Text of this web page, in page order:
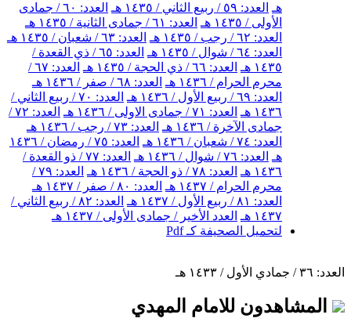
هـ العدد: ٥٩ / ربيع الثاني / ١٤٣٥ هـ
العدد: ٦٠ / جمادى
الأولى / ١٤٣٥ هـ
العدد: ٦١ / جمادى الثانية / ١٤٣٥ هـ
العدد: ٦٢ / رجب / ١٤٣٥ هـ
العدد: ٦٣ / شعبان / ١٤٣٥ هـ
العدد: ٦٤ / شوال / ١٤٣٥ هـ
العدد: ٦٥ / ذي القعدة /
١٤٣٥ هـ
العدد: ٦٦ / ذي الحجة / ١٤٣٥ هـ
العدد: ٦٧ /
محرم الحرام / ١٤٣٦ هـ
العدد: ٦٨ / صفر / ١٤٣٦ هـ
العدد: ٦٩ / ربيع الأول / ١٤٣٦ هـ
العدد: ٧٠ / ربيع الثاني /
١٤٣٦ هـ
العدد: ٧١ / جمادى الاولى / ١٤٣٦ هـ
العدد: ٧٢ /
جمادى الآخرة / ١٤٣٦ هـ
العدد: ٧٣ / رجب / ١٤٣٦ هـ
العدد: ٧٤ / شعبان / ١٤٣٦ هـ
العدد: ٧٥ / رمضان / ١٤٣٦
هـ العدد: ٧٦ / شوال / ١٤٣٦ هـ
العدد: ٧٧ / ذو القعدة /
١٤٣٦ هـ
العدد: ٧٨ / ذو الحجة / ١٤٣٦ هـ
العدد: ٧٩ /
محرم الحرام / ١٤٣٧ هـ
العدد: ٨٠ / صفر / ١٤٣٧ هـ
العدد: ٨١ / ربيع الأول / ١٤٣٧ هـ
العدد: ٨٢ / ربيع الثاني /
١٤٣٧ هـ
العدد الأخير / جمادى الأولى / ١٤٣٧ هـ
لتحميل الصحيفة كـ Pdf
العدد: ٣٦ / جمادي الأول / ١٤٣٣ هـ
المشاهدون للامام المهدي